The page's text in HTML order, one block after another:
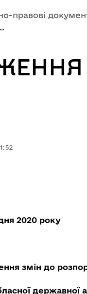
правові
2020 року
змін до
державної